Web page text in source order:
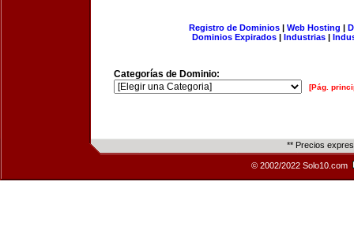
Registro de Dominios| Web Hosting |
Dominios Expirados | Industrias |
Categorías de Dominio:
[Pág.
** Precios
© 2002/2022 Solo10.com